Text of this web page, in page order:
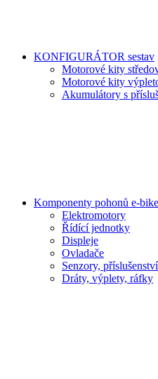
KONFIGURÁTOR sestav
Motorové kity
Motorové kity
Akumulátory s
Komponenty pohonů e-bike
Elektromotory
Řídící jednotky
Displeje
Ovladače
Senzory, příslušenství
Dráty, výplety, ráfky